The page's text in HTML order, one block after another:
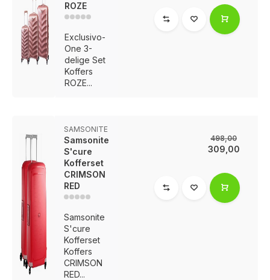
ROZE
Exclusivo-
One 3-
delige Set
Koffers
ROZE...
SAMSONITE
Samsonite
S'cure
Kofferset
CRIMSON
RED
Samsonite
S'cure
Kofferset
Koffers
CRIMSON
RED...
498,00
309,00